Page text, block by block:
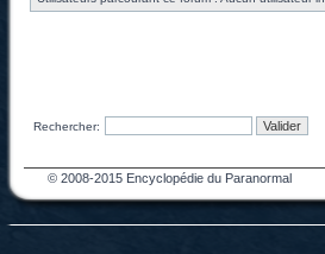
Rechercher:
© 2008-2015 Encyclopédie du Paranormal